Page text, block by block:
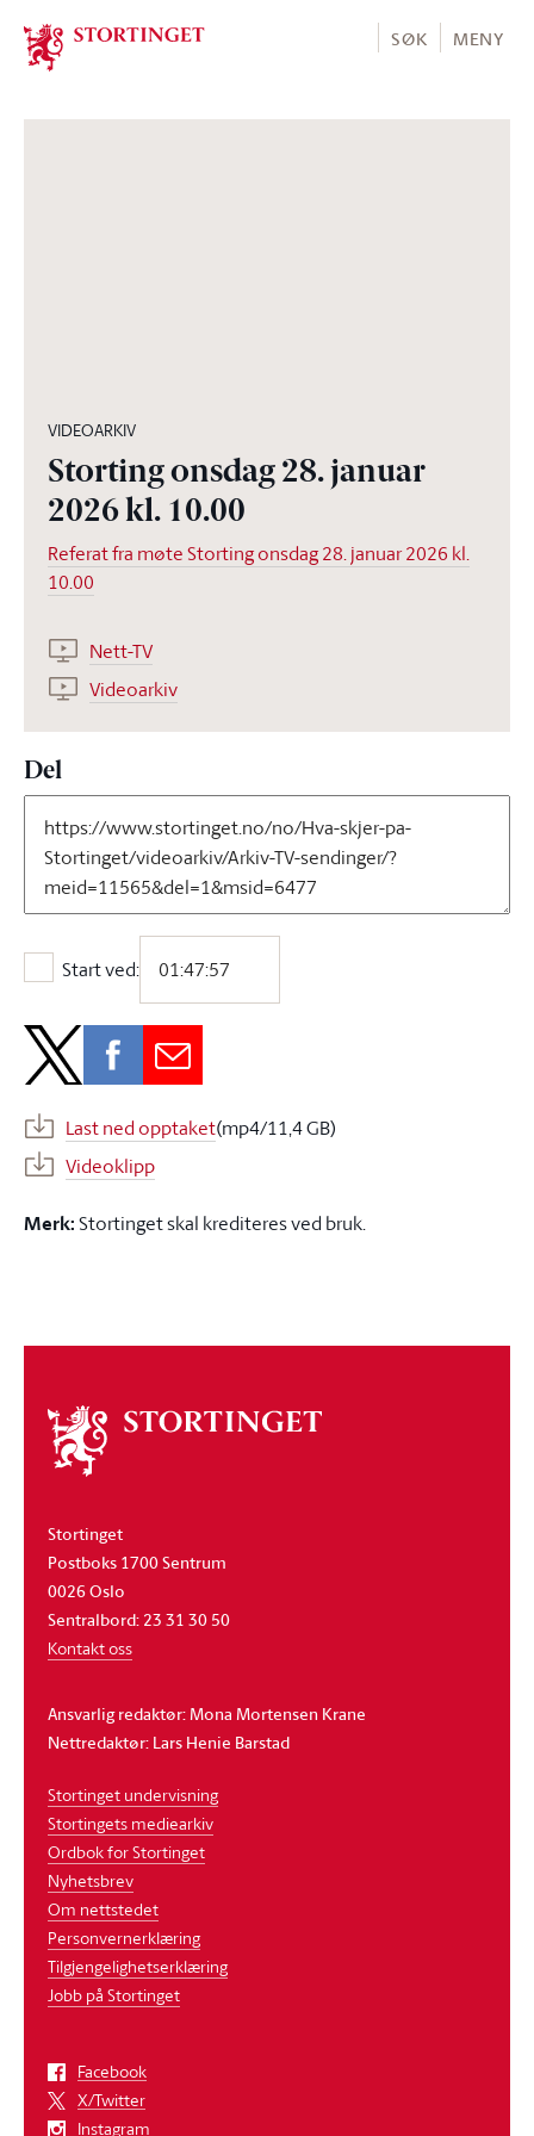
Stortinget.no
SØK MENY
VIDEOARKIV
Storting onsdag 28. januar
2026 kl. 10.00
Referat fra møte Storting onsdag 28. januar 2026 kl.
10.00
Nett-TV
Videoarkiv
Del
Start ved:
Start ved:
Last ned opptaket(mp4/11,4 GB)
Videoklipp
Merk:Stortinget skal krediteres ved bruk.
Om
stortinget
Stortinget
Postboks 1700 Sentrum
0026 Oslo
Sentralbord: 23 31 30 50
Kontakt oss
Ansvarlig redaktør: Mona Mortensen Krane
Nettredaktør: Lars Henie Barstad
Stortinget undervisning
Stortingets mediearkiv
Ordbok for Stortinget
Nyhetsbrev
Om nettstedet
Personvernerklæring
Tilgjengelighetserklæring
Jobb på Stortinget
Facebook
X/Twitter
Instagram